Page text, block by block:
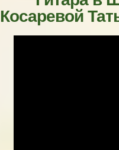
Косаревой